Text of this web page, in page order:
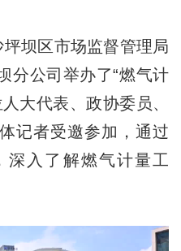
坝区市场监督管理局
分公司举办了“燃气计
大代表、政协委员、
记者受邀参加，通过
深入了解燃气计量工